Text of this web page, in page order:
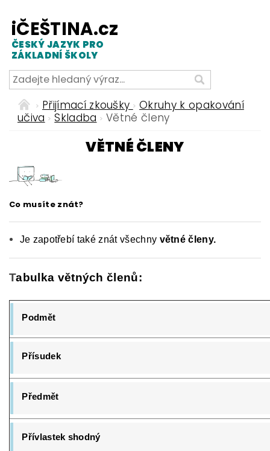
iČEŠTINA.cz
ČESKÝ JAZYK PRO
ZÁKLADNÍ ŠKOLY
Přijímací zkoušky
Okruhy k opakování
učiva
Skladba Větné členy
VĚTNÉ ČLENY
Co musíte znát?
Je zapotřebí také znát všechny větné členy.
Tabulka větných členů:
Podmět
Přísudek
Předmět
Přívlastek shodný